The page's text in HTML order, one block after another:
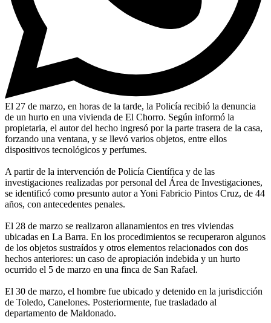
El 27 de marzo, en horas de la tarde, la Policía recibió la denuncia
de un hurto en una vivienda de El Chorro. Según informó la
propietaria, el autor del hecho ingresó por la parte trasera de la casa,
forzando una ventana, y se llevó varios objetos, entre ellos
dispositivos tecnológicos y perfumes.
A partir de la intervención de Policía Científica y de las
investigaciones realizadas por personal del Área de Investigaciones,
se identificó como presunto autor a Yoni Fabricio Pintos Cruz, de 44
años, con antecedentes penales.
El 28 de marzo se realizaron allanamientos en tres viviendas
ubicadas en La Barra. En los procedimientos se recuperaron algunos
de los objetos sustraídos y otros elementos relacionados con dos
hechos anteriores: un caso de apropiación indebida y un hurto
ocurrido el 5 de marzo en una finca de San Rafael.
El 30 de marzo, el hombre fue ubicado y detenido en la jurisdicción
de Toledo, Canelones. Posteriormente, fue trasladado al
departamento de Maldonado.